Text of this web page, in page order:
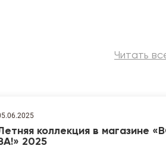
Читать
коллекция в магазине
2025